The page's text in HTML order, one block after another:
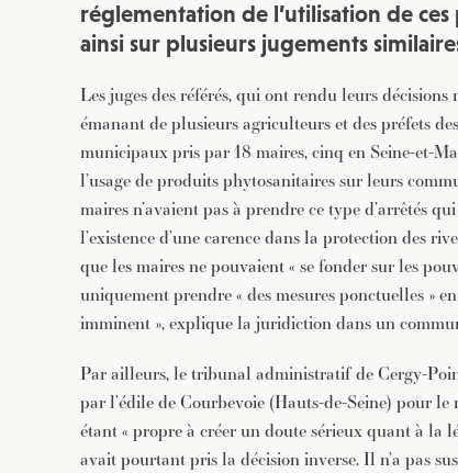
réglementation de l’utilisation de
ainsi sur plusieurs jugements
Les juges des référés, qui ont rendu leurs
émanant de plusieurs agriculteurs et des préfets
municipaux pris par 18 maires, cinq en Seine-et-
l’usage de produits phytosanitaires sur leurs
maires n’avaient pas à prendre ce type d’arrêtés
l’existence d’une carence dans la protection des
que les maires ne pouvaient « se fonder sur les
uniquement prendre « des mesures ponctuelles »
imminent », explique la juridiction dans un
Par ailleurs, le tribunal administratif de Cergy-
par l’édile de Courbevoie (Hauts-de-Seine) pour le
étant « propre à créer un doute sérieux quant à la
avait pourtant pris la décision inverse. Il n’a pas